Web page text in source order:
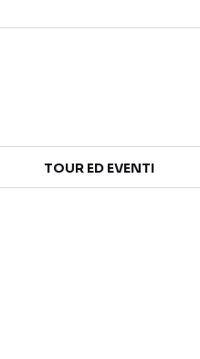
TOUR ED EVENTI